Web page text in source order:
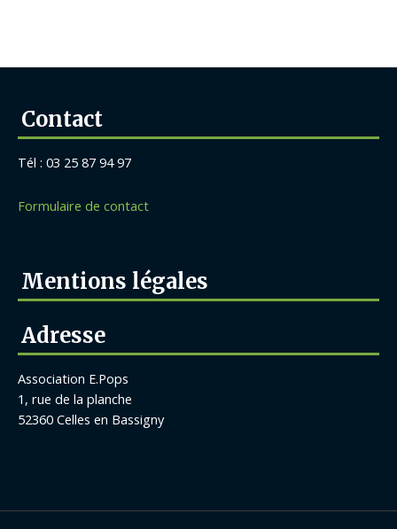
Contact
Tél : 03 25 87 94 97
Formulaire de contact
Mentions légales
Adresse
Association E.Pops
1, rue de la planche
52360 Celles en Bassigny